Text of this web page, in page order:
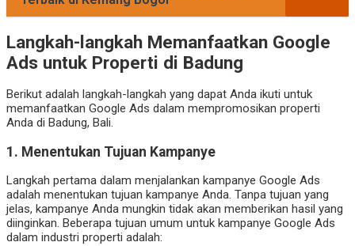
Langkah-langkah Memanfaatkan Google
Ads untuk Properti di Badung
Berikut adalah langkah-langkah yang dapat Anda ikuti untuk
memanfaatkan Google Ads dalam mempromosikan properti
Anda di Badung, Bali.
1. Menentukan Tujuan Kampanye
Langkah pertama dalam menjalankan kampanye Google Ads
adalah menentukan tujuan kampanye Anda. Tanpa tujuan yang
jelas, kampanye Anda mungkin tidak akan memberikan hasil yang
diinginkan. Beberapa tujuan umum untuk kampanye Google Ads
dalam industri properti adalah: